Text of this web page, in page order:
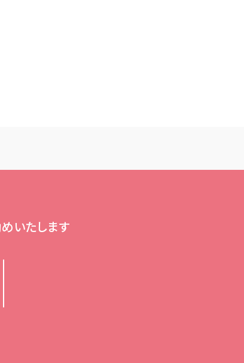
いたします
以
信
が
い
は